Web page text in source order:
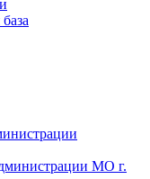
МО г.